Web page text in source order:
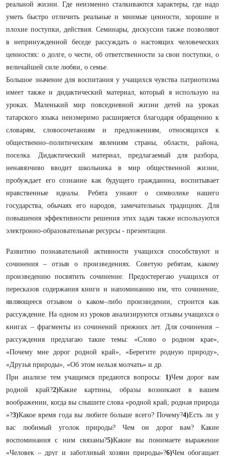
реальной жизни. Где неизменно сталкиваются характеры, где надо
уметь быстро отличить реальные и мнимые ценности, хорошие и
плохие поступки, действия. Семинары, дискуссии также позволяют
в непринужденной беседе рассуждать о настоящих человеческих
ценностях: о долге, о чести, об ответственности за свои поступки, о
величайшей силе любви, о семье.
Большое значение для воспитания у учащихся чувства патриотизма
имеет также и дидактический материал, который я использую на
уроках. Маленький мир повседневной жизни детей на уроках
татарского языка неизмеримо расширяется благодаря обращению к
словарям, словосочетаниям и предложениям, относящихся к
общественно–политическим явлениям страны, области, района,
поселка. Дидактический материал, предлагаемый для разбора,
ненавязчиво вводит школьника в мир общественной жизни,
пробуждает его сознание как будущего гражданина, воспитывает
нравственные идеалы. Ребята узнают о символике нашего
государства, обычаях его народов, замечательных традициях. Для
повышения эффективности решения этих задач также используются
электронно-образовательные ресурсы - презентации.
Развитию познавательной активности учащихся способствуют и
сочинения – отзыв о произведениях. Советую ребятам, какому
произведению посвятить сочинение. Предостерегаю учащихся от
пересказов содержания книги и напоминанию им, что сочинение,
являющееся отзывом о каком–либо произведении, строится как
рассуждение. На одном из уроков анализируются отзывы учащихся о
книгах – фрагменты из сочинений прежних лет. Для сочинения –
рассуждения предлагаю такие темы: «Слово о родном крае»,
«Почему мне дорог родной край», «Берегите родную природу»,
«Друзья природы», «Об этом нельзя молчать» и др.
При анализе тем учащимся предаются вопросы: 1)Чем дорог вам
родной край?2)Какие картины, образы возникают в вашем
воображении, когда вы слышите слова «родной край, родная природа
»?3)Какое время года вы любите больше всего? Почему?4)Есть ли у
вас любимый уголок природы? Чем он дорог вам? Какие
воспоминания с ним связаны?5)Какие вы понимаете выражение
«Человек – друг и заботливый хозяин природы»?6)Чем обогащает